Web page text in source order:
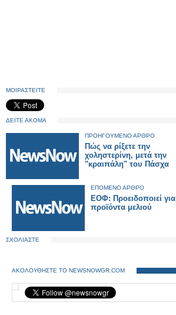
ΜΟΙΡΑΣΤΕΙΤΕ
ΔΕΙΤΕ ΑΚΟΜΑ
ΠΡΟΗΓΟΥΜΕΝΟ ΑΡΘΡΟ
Πώς να ρίξετε την
χοληστερίνη, μετά την
"κραιπάλη" του Πάσχα
ΕΠΟΜΕΝΟ ΑΡΘΡΟ
ΕΟΦ: Προειδοποιεί για
προϊόντα μελιού
ΣΧΟΛΙΑΣΤΕ
ΑΚΟΛΟΥΘΗΣΤΕ ΤΟ NEWSNOWGR.COM